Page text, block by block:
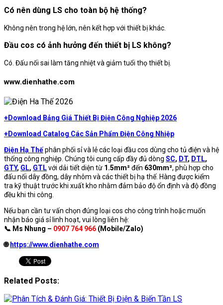
Có nên dùng LS cho toàn bộ hệ thống?
Không nên trong hệ lớn, nên kết hợp với thiết bị khác.
Đầu cos có ảnh hưởng đến thiết bị LS không?
Có. Đấu nối sai làm tăng nhiệt và giảm tuổi thọ thiết bị.
www.dienhathe.com
+Download Bảng Giá Thiết Bị Điện Công Nghiệp 2026
+Download Catalog Các Sản Phẩm Điện Công Nhiệp
Điện Hạ Thếphân phối sỉ và lẻ các loại đầu cos dùng cho tủ điện và hệ
thống công nghiệp. Chúng tôi cung cấp đầy đủ dòng SC, DT, DTL,
GTY, GL, GTLvới dải tiết diện từ 1.5mm²đến 630mm², phù hợp cho
đấu nối dây đồng, dây nhôm và các thiết bị hạ thế. Hàng được kiểm
tra kỹ thuật trước khi xuất kho nhằm đảm bảo độ ổn định và độ đồng
đều khi thi công.
Nếu bạn cần tư vấn chọn đúng loại cos cho công trình hoặc muốn
nhận báo giá sỉ linh hoạt, vui lòng liên hệ:
📞 Ms Nhung – 0907 764 966 (Mobile/Zalo)
🌐 https://www.dienhathe.com
Related Posts: